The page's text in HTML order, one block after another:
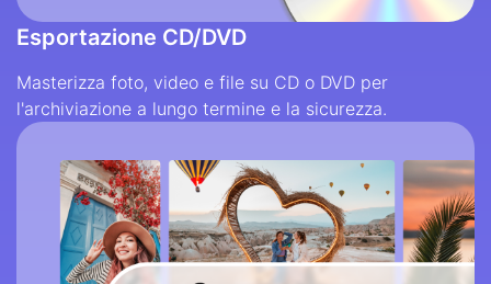
Esportazione CD/DVD
Masterizza foto, video e file su CD o DVD per
l'archiviazione a lungo termine e la sicurezza.